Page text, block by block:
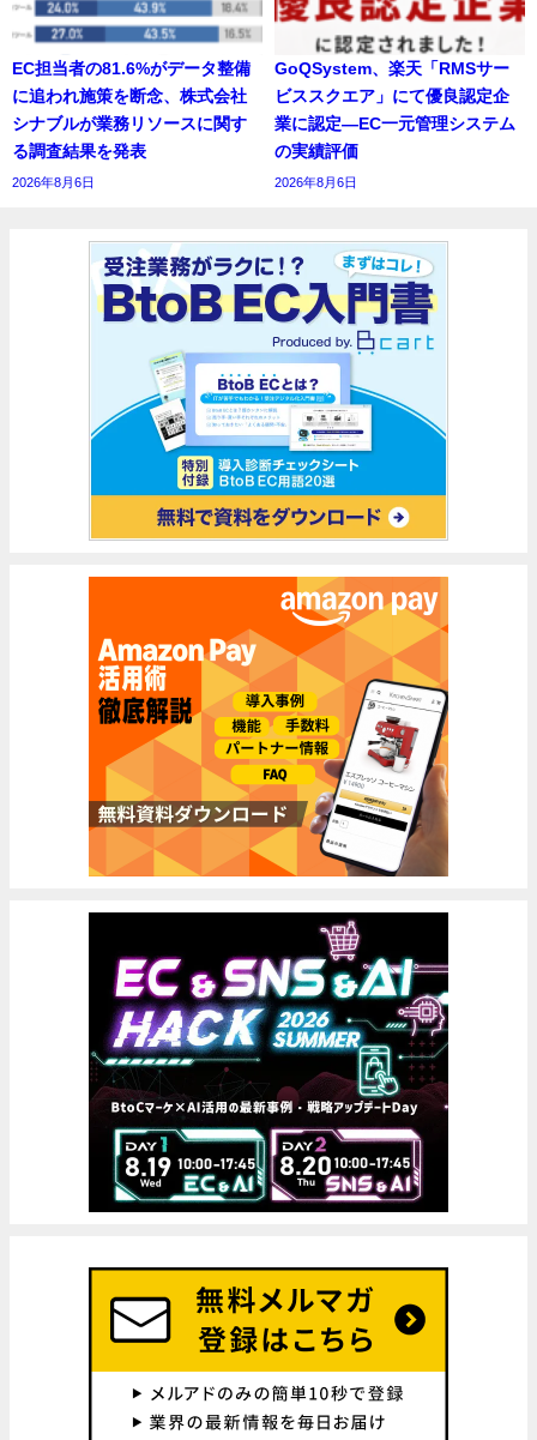
EC担当者の81.6%がデータ整備
に追われ施策を断念、株式会社
シナブルが業務リソースに関す
る調査結果を発表
2026年8月6日
GoQSystem、楽天「RMSサー
ビススクエア」にて優良認定企
業に認定―EC一元管理システム
の実績評価
2026年8月6日